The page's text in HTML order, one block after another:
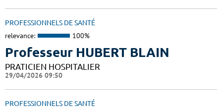
PROFESSIONNELS DE SANTÉ
relevance: 100%
Professeur HUBERT BLAIN
PRATICIEN HOSPITALIER
29/04/2026 09:50
PROFESSIONNELS DE SANTÉ